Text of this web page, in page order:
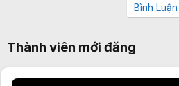
Bình Luận
Thành viên mới đăng